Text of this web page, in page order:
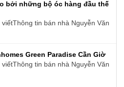
bởi những bộ óc hàng đầu thế
viếtThông tin bán nhà Nguyễn Văn
Green Paradise Cần Giờ
viếtThông tin bán nhà Nguyễn Văn